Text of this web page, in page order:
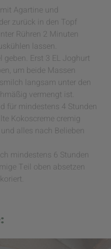
Agartine und
zurück in den Topf
Rühren 2 Minuten
lassen.
Erst 3 EL Joghurt
um beide Massen
langsam unter den
vermengt ist.
für mindestens 4 Stunden
Kokoscreme cremig
alles nach Belieben
mindestens 6 Stunden
Teil oben absetzen